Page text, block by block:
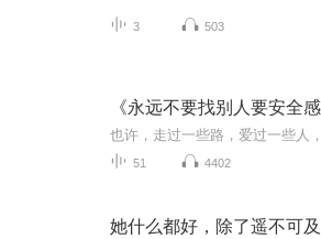
3 503
《永远不要找别人要安全感
51 4402
她什么都好，除了遥不可及